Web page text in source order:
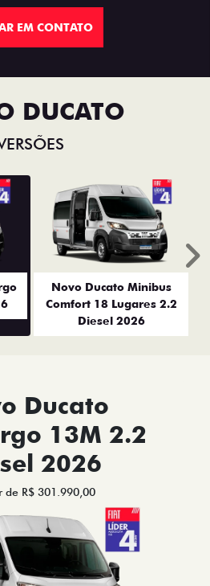
EM CONTATO
DUCATO
Novo Ducato Minibus
Comfort 18 Lugares 2.2
Diesel 2026
Ducato
13M 2.2
2026
de R$ 301.990,00